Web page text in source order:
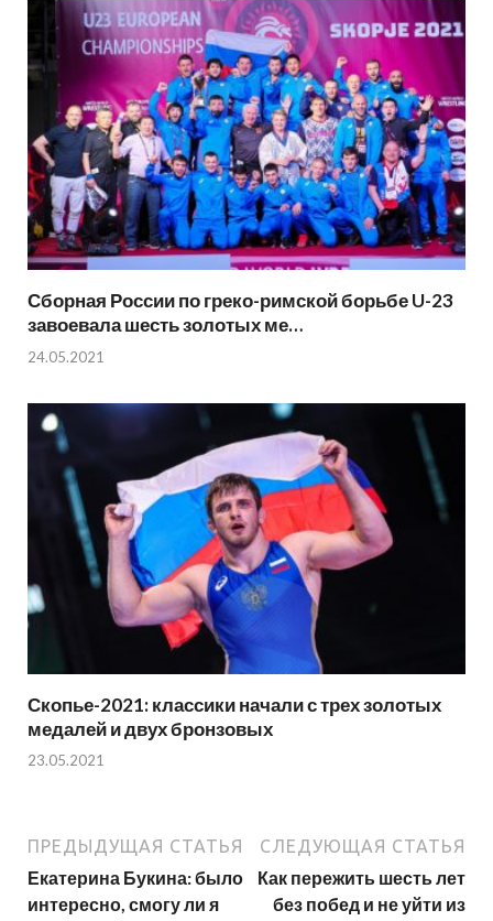
Сборная России по греко-римской борьбе U-23
завоевала шесть золотых ме…
24.05.2021
Скопье-2021: классики начали с трех золотых
медалей и двух бронзовых
23.05.2021
ПРЕДЫДУЩАЯ СТАТЬЯ
Екатерина Букина: было
интересно, смогу ли я
СЛЕДУЮЩАЯ СТАТЬЯ
Как пережить шесть лет
без побед и не уйти из